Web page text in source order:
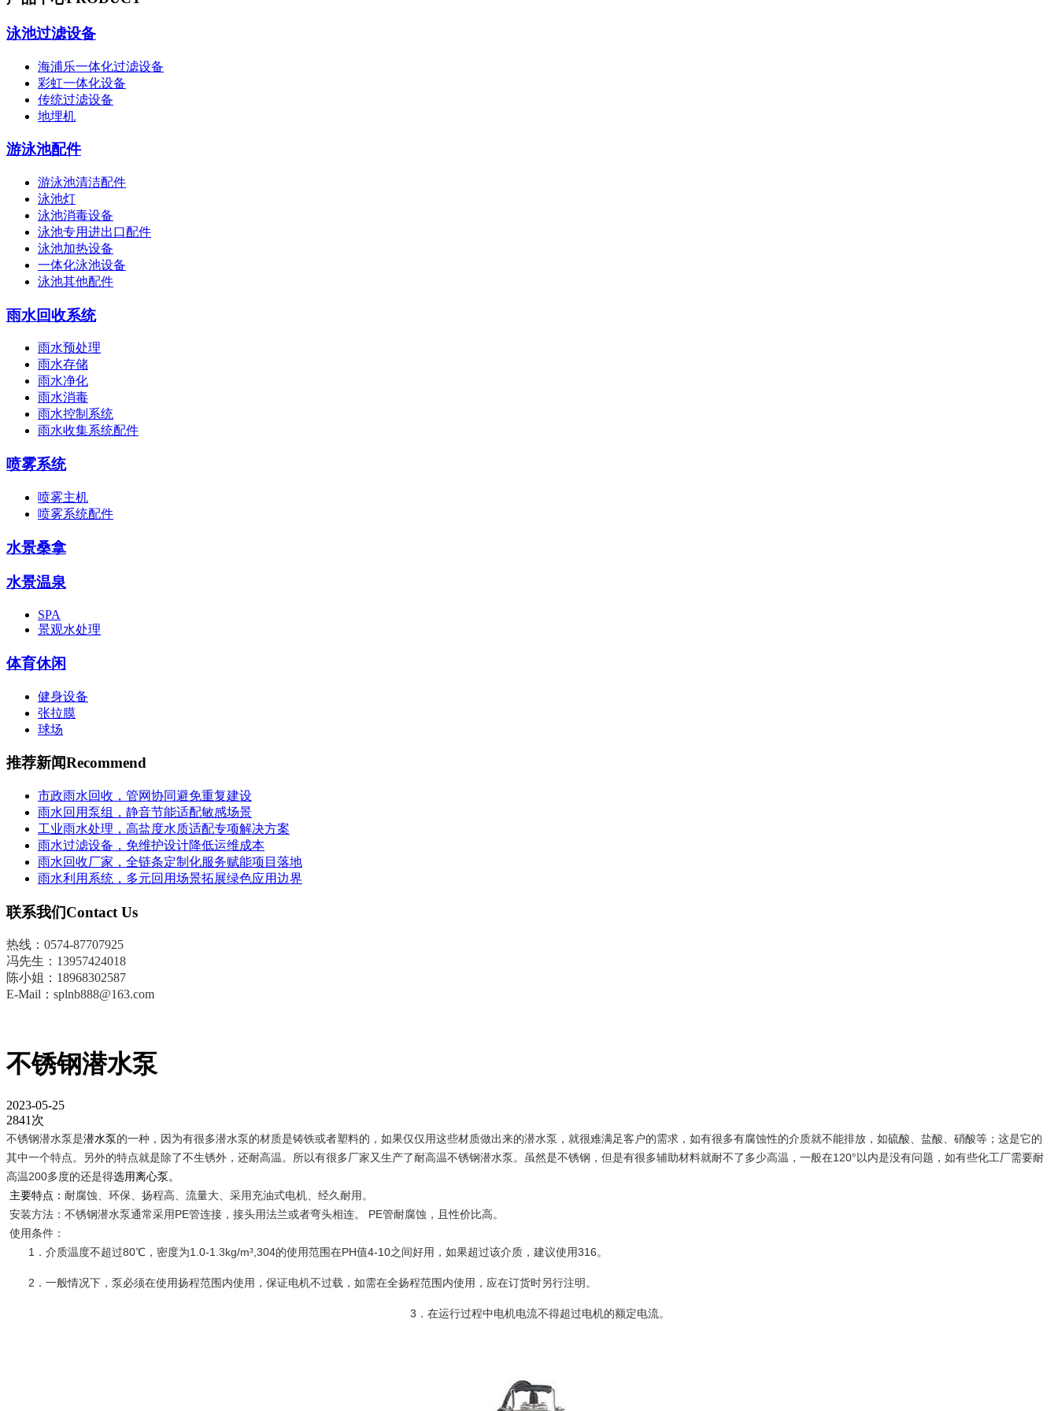
泳池过滤设备
海浦乐一体化过滤设备
彩虹一体化设备
传统过滤设备
地埋机
游泳池配件
游泳池清洁配件
泳池灯
泳池消毒设备
泳池专用进出口配件
泳池加热设备
一体化泳池设备
泳池其他配件
雨水回收系统
雨水预处理
雨水存储
雨水净化
雨水消毒
雨水控制系统
雨水收集系统配件
喷雾系统
喷雾主机
喷雾系统配件
水景桑拿
水景温泉
SPA
景观水处理
体育休闲
健身设备
张拉膜
球场
推荐新闻Recommend
市政雨水回收，管网协同避免重复建设
雨水回用泵组，静音节能适配敏感场景
工业雨水处理，高盐度水质适配专项解决方案
雨水过滤设备，免维护设计降低运维成本
雨水回收厂家，全链条定制化服务赋能项目落地
雨水利用系统，多元回用场景拓展绿色应用边界
联系我们Contact Us
热线：0574-87707925
冯先生 ： 13957424018
陈小姐：18968302587
E-Mail：splnb888@163.com
不锈钢潜水泵
2023-05-25
2841次
不锈钢潜水泵是潜水泵的一种，因为有很多潜水泵的材质是铸铁或者塑料的，如果仅仅用这些材质做出来的潜水泵，就很难满足客户的需求，如有很多有腐蚀性的介质就不能排放，如硫酸、盐酸、硝酸等；这是它的
其中一个特点。另外的特点就是除了不生锈外，还耐高温。所以有很多厂家又生产了耐高温不锈钢潜水泵。虽然是不锈钢，但是有很多辅助材料就耐不了多少高温，一般在120°以内是没有问题，如有些化工厂需要耐
高温200多度的还是得选用离心泵。
主要特点： 耐腐蚀、环保、扬程高、流量大、采用充油式电机、经久耐用。
安装方法： 不锈钢潜水泵通常采用PE管连接，接头用法兰或者弯头相连。 PE管耐腐蚀，且性价比高。
使用条件：
1．介质温度不超过80℃，密度为1.0-1.3kg/m³,304的使用范围在PH值4-10之间好用，如果超过该介质，建议使用316。
2．一般情况下，泵必须在使用扬程范围内使用，保证电机不过载，如需在全扬程范围内使用，应在订货时另行注明。
3．在运行过程中电机电流不得超过电机的额定电流。